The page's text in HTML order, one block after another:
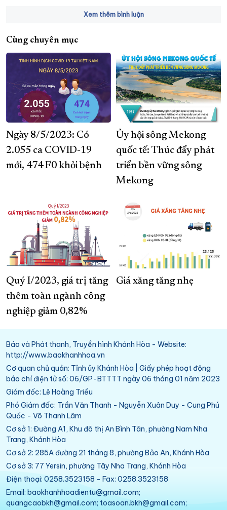
Xem thêm bình luận
Cùng chuyên mục
Ngày 8/5/2023: Có
2.055 ca COVID-19
mới, 474 F0 khỏi bệnh
Ủy hội sông Mekong
quốc tế: Thúc đẩy phát
triển bền vững sông
Mekong
Quý I/2023, giá trị tăng
thêm toàn ngành công
nghiệp giảm 0,82%
Giá xăng tăng nhẹ
Báo và Phát thanh, Truyền hình Khánh Hòa - Website:
http://www.baokhanhhoa.vn
Cơ quan chủ quản: Tỉnh ủy Khánh Hòa | Giấy phép hoạt động
báo chí điện tử số: 06/GP-BTTTT ngày 06 tháng 01 năm 2023
Giám đốc: Lê Hoàng Triều
Phó Giám đốc: Trần Văn Thanh - Nguyễn Xuân Duy - Cung Phú
Quốc - Võ Thanh Lâm
Cơ sở 1: Đường A1, Khu đô thị An Bình Tân, phường Nam Nha
Trang, Khánh Hòa
Cơ sở 2: 285A đường 21 tháng 8, phường Bảo An, Khánh Hòa
Cơ sở 3: 77 Yersin, phường Tây Nha Trang, Khánh Hòa
Điện thoại: 0258.3523158 - Fax: 0258.3523158
Email: baokhanhhoadientu@gmail.com;
quangcaobkh@gmail.com; toasoan.bkh@gmail.com;